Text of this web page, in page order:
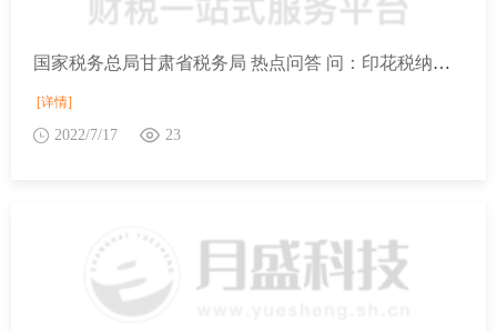
国家税务总局甘肃省税务局 热点问答 问：印花税纳税地点如何规定？
[详情]
2022/7/17 23